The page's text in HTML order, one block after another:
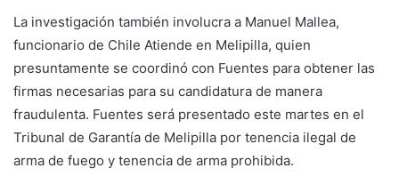
La investigación también involucra a Manuel Mallea,
funcionario de Chile Atiende en Melipilla, quien
presuntamente se coordinó con Fuentes para obtener las
firmas necesarias para su candidatura de manera
fraudulenta. Fuentes será presentado este martes en el
Tribunal de Garantía de Melipilla por tenencia ilegal de
arma de fuego y tenencia de arma prohibida.